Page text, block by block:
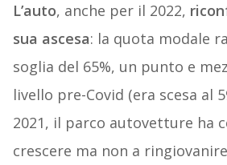
L’auto, anche per il 2022,
sua ascesa: la quota modale
soglia del 65%, un punto e
livello pre-Covid (era scesa al
2021, il parco autovetture ha
crescere ma non a